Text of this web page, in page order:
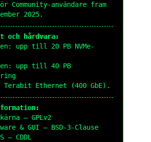
Community-användare fram
2025.
och hårdvara:
upp till 20 PB NVMe-
upp till 40 PB
Ethernet (400 GbE).
– GPLv2
& GUI – BSD-3-Clause
– CDDL